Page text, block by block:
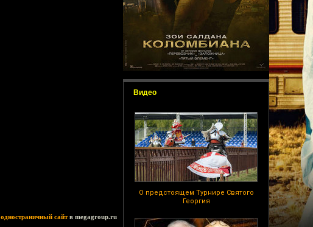
Видео
О предстоящем Турнире Святого
Георгия
одностраничный сайтв megagroup.ru